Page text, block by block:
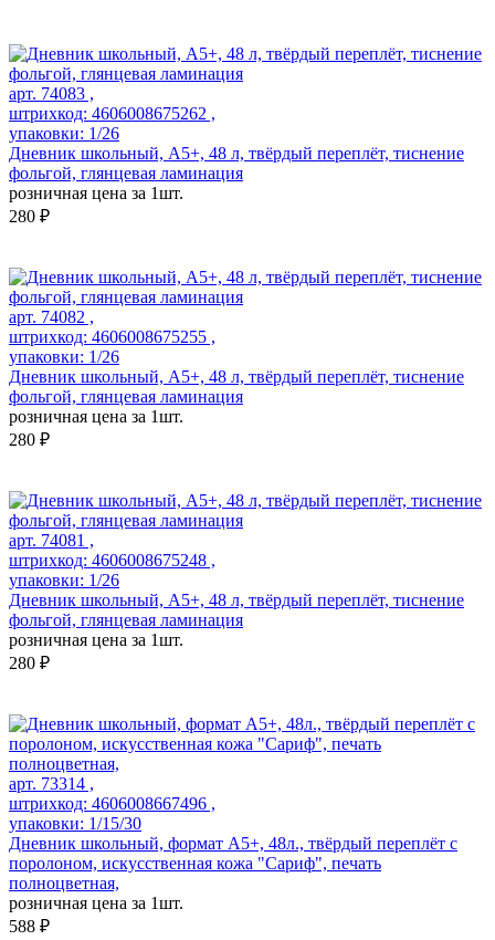
арт. 74083 ,
штрихкод: 4606008675262 ,
упаковки: 1/26
Дневник школьный, А5+, 48 л, твёрдый переплёт, тиснение
фольгой, глянцевая ламинация
розничная цена за 1шт.
280 ₽
арт. 74082 ,
штрихкод: 4606008675255 ,
упаковки: 1/26
Дневник школьный, А5+, 48 л, твёрдый переплёт, тиснение
фольгой, глянцевая ламинация
розничная цена за 1шт.
280 ₽
арт. 74081 ,
штрихкод: 4606008675248 ,
упаковки: 1/26
Дневник школьный, А5+, 48 л, твёрдый переплёт, тиснение
фольгой, глянцевая ламинация
розничная цена за 1шт.
280 ₽
арт. 73314 ,
штрихкод: 4606008667496 ,
упаковки: 1/15/30
Дневник школьный, формат А5+, 48л., твёрдый переплёт с
поролоном, искусственная кожа "Сариф", печать
полноцветная,
розничная цена за 1шт.
588 ₽